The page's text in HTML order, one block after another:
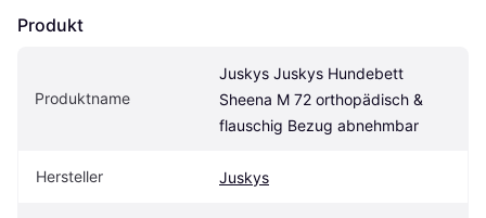
Produkt
Produktname
Juskys Juskys Hundebett
Sheena M 72 orthopädisch &
flauschig Bezug abnehmbar
Hersteller Juskys